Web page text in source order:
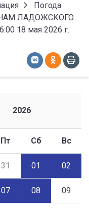
Погода
ЛАДОЖСКОГО
18 мая 2026 г.
2026
Пт Сб Вс
31 01 02
07 08 09